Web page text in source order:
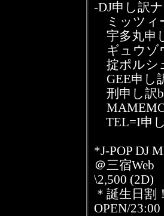
-DJ申し訳
ミッツィ
宇多丸申
ギュウゾ
掟ポルシ
GEE申し
刑申し訳
TEL=I申
*J-POP DJ
＠三宿
\2,500 (2D)
＊誕生日割
OPEN/23:00